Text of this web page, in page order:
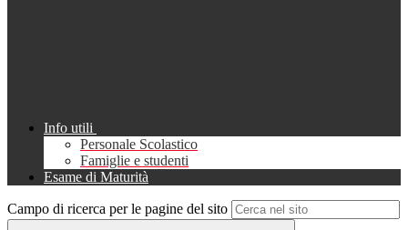
Info utili
Personale Scolastico
Famiglie e studenti
Esame di Maturità
Campo di ricerca per le pagine del sito